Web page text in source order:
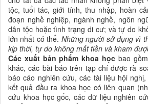
tộc, tuổi tác, giới tính, thu nhập, hoàn
đoạn nghề nghiệp, ngành nghề, ngôn
dân tộc hoặc tình trạng di cư; và tự do
lớn nhất có thể. Những người sử dụng vì
kịp thời, tự do không mất tiền và kham
Các xuất bản phẩmkhoa học bao
khác, các bài báo trên tạp chí được rà
báo cáo nghiên cứu, các tài liệu hội
kết quả đầu ra khoa học có liên quan
cứu khoa họcgốc, các dữ liệu nghiên